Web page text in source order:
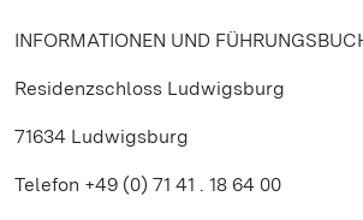
INFORMATIONEN UND
Residenzschloss Ludwigsburg
71634 Ludwigsburg
Telefon +49 (0) 71 41 . 18 64 00